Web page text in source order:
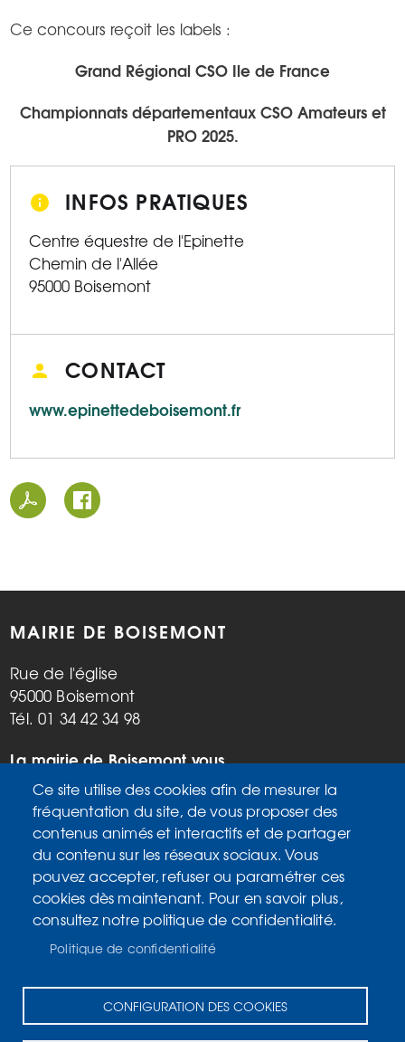
Ce concours reçoit les labels :
Grand Régional CSO Ile de France
Championnats départementaux CSO Amateurs et
PRO 2025.
INFOS PRATIQUES
Centre équestre de l'Epinette
Chemin de l'Allée
95000 Boisemont
CONTACT
www.epinettedeboisemont.fr
MAIRIE DE BOISEMONT
Rue de l'église
95000 Boisemont
Tél. 01 34 42 34 98
La mairie de Boisemont vous
accueille :
Mardi, vendredi de 9h à 12h et de
14h à 17h
Mercredi de 14h à 17h
Samedi de 9h à 12h
MENU
PIED
Accueil
Plan du site
Données personnelles
Accessibilité : Non conforme
Ce site utilise des cookies afin de mesurer la
fréquentation du site, de vous proposer des
contenus animés et interactifs et de partager
du contenu sur les réseaux sociaux. Vous
pouvez accepter, refuser ou paramétrer ces
cookies dès maintenant. Pour en savoir plus,
consultez notre politique de confidentialité.
Politique de confidentialité
CONFIGURATION DES COOKIES